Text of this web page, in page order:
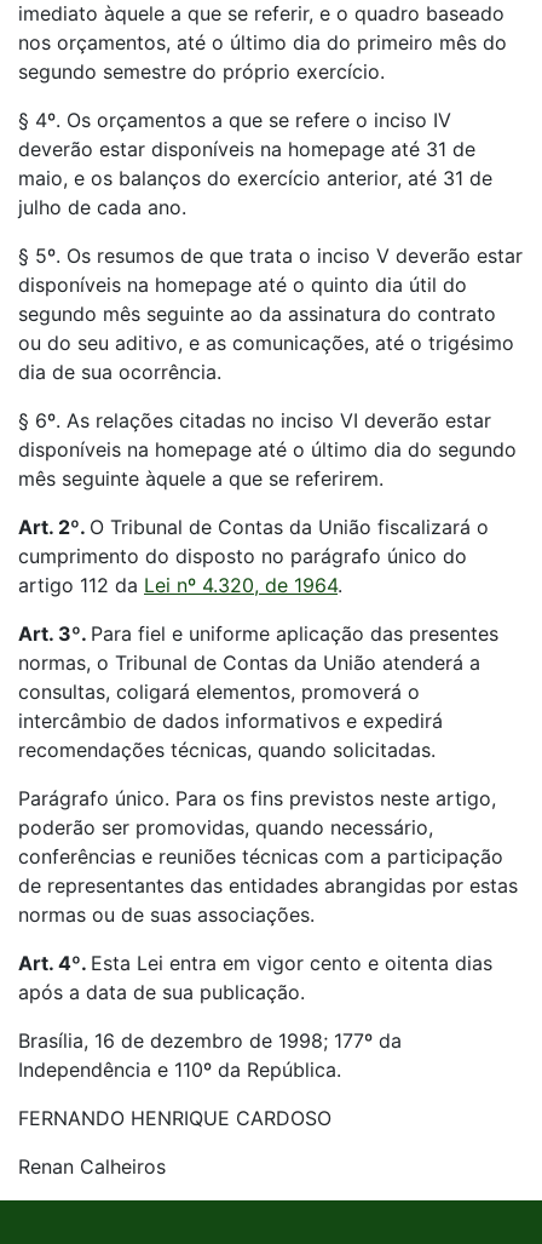
imediato àquele a que se referir, e o quadro baseado
nos orçamentos, até o último dia do primeiro mês do
segundo semestre do próprio exercício.
§ 4º. Os orçamentos a que se refere o inciso IV
deverão estar disponíveis na homepage até 31 de
maio, e os balanços do exercício anterior, até 31 de
julho de cada ano.
§ 5º. Os resumos de que trata o inciso V deverão estar
disponíveis na homepage até o quinto dia útil do
segundo mês seguinte ao da assinatura do contrato
ou do seu aditivo, e as comunicações, até o trigésimo
dia de sua ocorrência.
§ 6º. As relações citadas no inciso VI deverão estar
disponíveis na homepage até o último dia do segundo
mês seguinte àquele a que se referirem.
Art. 2º. O Tribunal de Contas da União fiscalizará o
cumprimento do disposto no parágrafo único do
artigo 112 da Lei nº 4.320, de 1964.
Art. 3º. Para fiel e uniforme aplicação das presentes
normas, o Tribunal de Contas da União atenderá a
consultas, coligará elementos, promoverá o
intercâmbio de dados informativos e expedirá
recomendações técnicas, quando solicitadas.
Parágrafo único. Para os fins previstos neste artigo,
poderão ser promovidas, quando necessário,
conferências e reuniões técnicas com a participação
de representantes das entidades abrangidas por estas
normas ou de suas associações.
Art. 4º. Esta Lei entra em vigor cento e oitenta dias
após a data de sua publicação.
Brasília, 16 de dezembro de 1998; 177º da
Independência e 110º da República.
FERNANDO HENRIQUE CARDOSO
Renan Calheiros